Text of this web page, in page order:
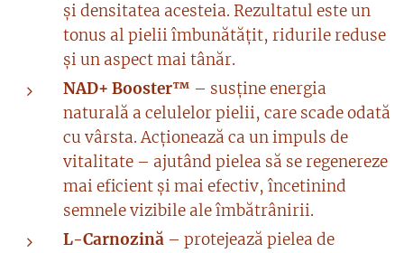
și densitatea acesteia. Rezultatul este un
tonus al pielii îmbunătățit, ridurile reduse
și un aspect mai tânăr.
NAD+ Booster™ – susține energia
naturală a celulelor pielii, care scade odată
cu vârsta. Acționează ca un impuls de
vitalitate – ajutând pielea să se regenereze
mai eficient și mai efectiv, încetinind
semnele vizibile ale îmbătrânirii.
L-Carnozină – protejează pielea de